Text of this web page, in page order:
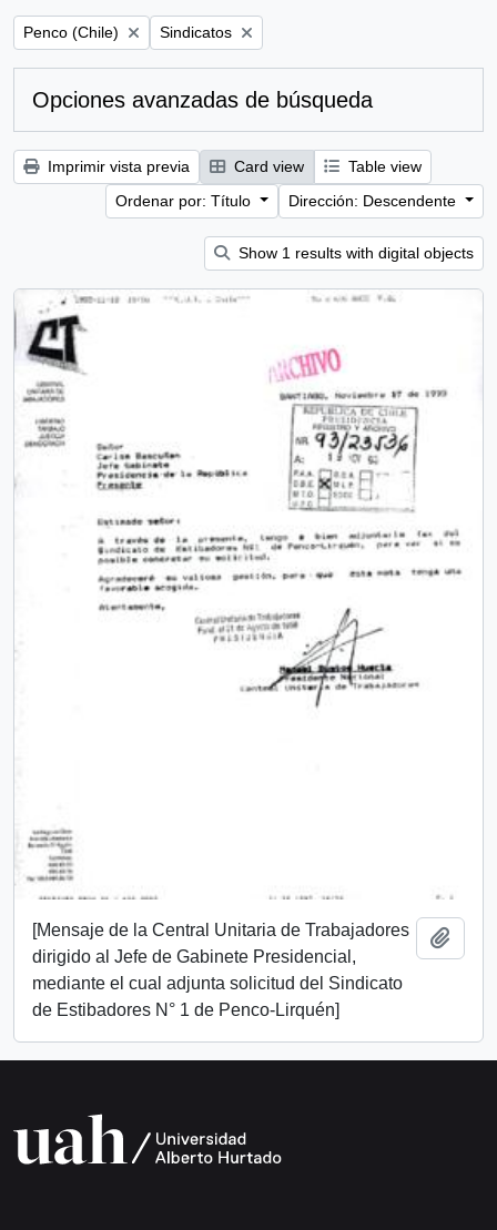
Remove filter:
Penco (Chile) Remove filter:
Sindicatos
Opciones avanzadas de búsqueda
Imprimir vista previa Card view
Table view
Ordenar por: Título
Dirección: Descendente
Show 1 results with digital objects
[Mensaje de la Central Unitaria de Trabajadores
dirigido al Jefe de Gabinete Presidencial,
mediante el cual adjunta solicitud del Sindicato
de Estibadores N° 1 de Penco-Lirquén]